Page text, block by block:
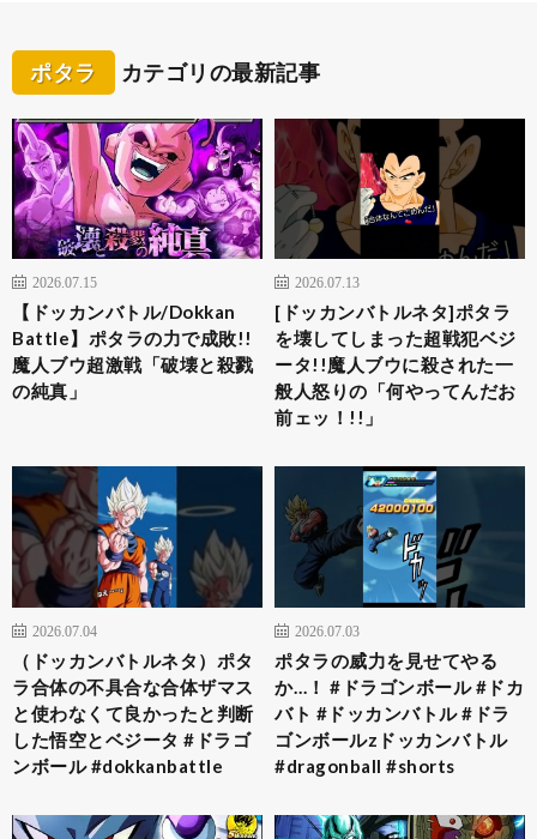
ポタラ カテゴリの最新記事
2026.07.15
【ドッカンバトル/Dokkan
Battle】ポタラの力で成敗!!
魔人ブウ超激戦「破壊と殺戮
の純真」
2026.07.13
[ドッカンバトルネタ]ポタラ
を壊してしまった超戦犯ベジ
ータ!!魔人ブウに殺された一
般人怒りの「何やってんだお
前ェッ！!!」
2026.07.04
（ドッカンバトルネタ）ポタ
ラ合体の不具合な合体ザマス
と使わなくて良かったと判断
した悟空とベジータ #ドラゴ
ンボール #dokkanbattle
2026.07.03
ポタラの威力を見せてやる
か…！ #ドラゴンボール #ドカ
バト #ドッカンバトル #ドラ
ゴンボールzドッカンバトル
#dragonball #shorts